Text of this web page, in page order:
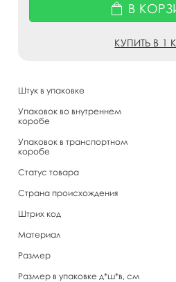
Штук в упаковке
Упаковок во внутреннем
коробе
Упаковок в транспортном
коробе
Статус товара
Страна происхождения
Штрих код
Материал
Размер
Размер в упаковке д*ш*в, см
В
КУПИТЬ В 1